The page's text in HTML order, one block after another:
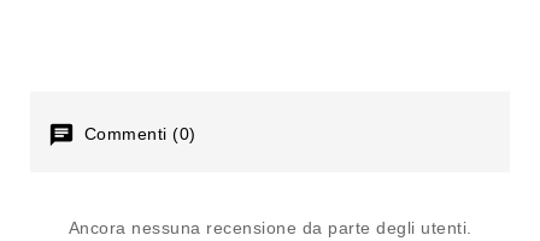
Commenti (0)
Ancora nessuna recensione da parte degli utenti.